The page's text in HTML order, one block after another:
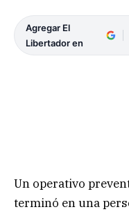
Agregar El
Libertador en
Un operativo
terminó en una